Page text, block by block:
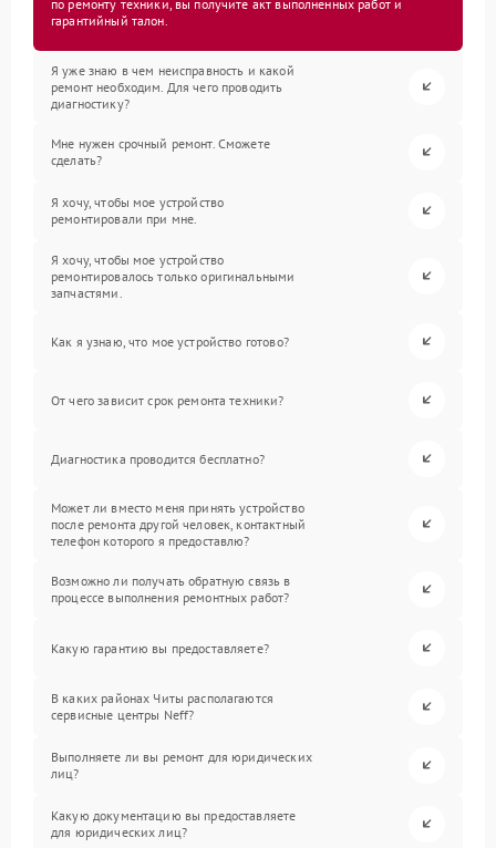
по ремонту техники, вы получите акт выполненных работ и
гарантийный талон.
Я уже знаю в чем неисправность и какой
ремонт необходим. Для чего проводить
диагностику?
Мне нужен срочный ремонт. Сможете
сделать?
Я хочу, чтобы мое устройство
ремонтировали при мне.
Я хочу, чтобы мое устройство
ремонтировалось только оригинальными
запчастями.
Как я узнаю, что мое устройство готово?
От чего зависит срок ремонта техники?
Диагностика проводится бесплатно?
Может ли вместо меня принять устройство
после ремонта другой человек, контактный
телефон которого я предоставлю?
Возможно ли получать обратную связь в
процессе выполнения ремонтных работ?
Какую гарантию вы предоставляете?
В каких районах Читы располагаются
сервисные центры Neff?
Выполняете ли вы ремонт для юридических
лиц?
Какую документацию вы предоставляете
для юридических лиц?